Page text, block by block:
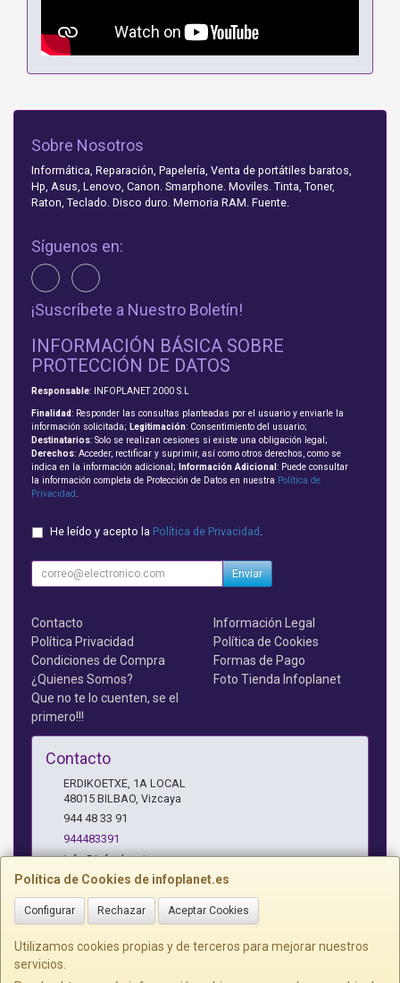
Política de Cookies de infoplanet.es
Configurar Rechazar Aceptar Cookies
Utilizamos cookies propias y de terceros para mejorar nuestros
servicios.
Sobre Nosotros
Informática, Reparación, Papelería, Venta de portátiles baratos,
Hp, Asus, Lenovo, Canon. Smarphone. Moviles. Tinta, Toner,
Raton, Teclado. Disco duro. Memoria RAM. Fuente.
Síguenos en:
¡Suscríbete a Nuestro Boletín!
INFORMACIÓN BÁSICA SOBRE
PROTECCIÓN DE DATOS
Responsable: INFOPLANET 2000 S.L
Finalidad: Responder las consultas planteadas por el usuario y enviarle la
información solicitada; Legitimación: Consentimiento del usuario;
Destinatarios: Solo se realizan cesiones si existe una obligación legal;
Derechos: Acceder, rectificar y suprimir, así como otros derechos, como se
indica en la información adicional;
Información Adicional : Puede consultar
la información completa de Protección de Datos en nuestra Política de
Privacidad
He leído y acepto la Política de Privacidad
Enviar
Contacto
Información Legal
Política Privacidad
Política de Cookies
Condiciones de Compra
Formas de Pago
¿Quienes Somos?
Foto Tienda Infoplanet
Que no te lo cuenten, se el
primero!!!
Contacto
ERDIKOETXE, 1A LOCAL
48015 BILBAO Vizcaya
944 48 33 91
944483391
info@infoplanet.es
Horario
10 A 14:15 H Y 17:15 A 19:30 H